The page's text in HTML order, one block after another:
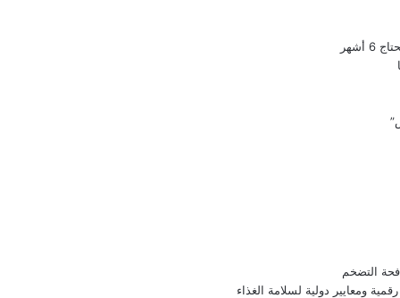
التضخم
ومعايير دولية لسلامة الغذاء